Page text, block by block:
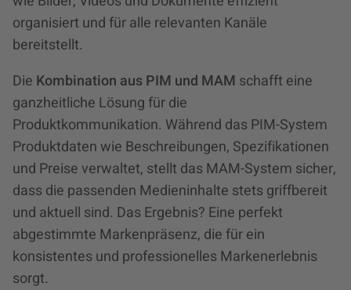
organisiert und für alle relevanten Kanäle
bereitstellt.
Die Kombination aus PIM und MAM schafft eine
ganzheitliche Lösung für die
Produktkommunikation. Während das PIM-System
Produktdaten wie Beschreibungen, Spezifikationen
und Preise verwaltet, stellt das MAM-System sicher,
dass die passenden Medieninhalte stets griffbereit
und aktuell sind. Das Ergebnis? Eine perfekt
abgestimmte Markenpräsenz, die für ein
konsistentes und professionelles Markenerlebnis
sorgt.